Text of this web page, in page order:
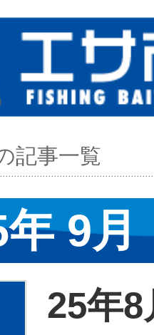
記事一覧
9月
25年8